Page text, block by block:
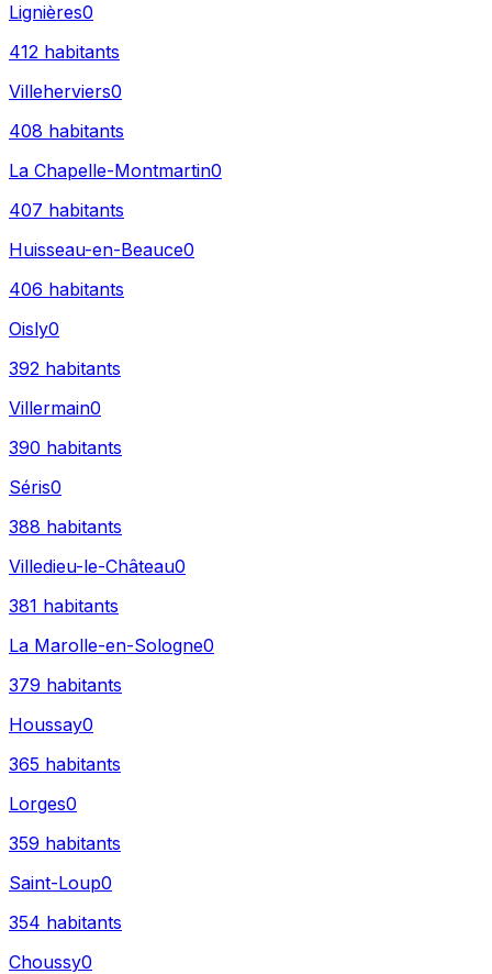
Lignières0
412 habitants
Villeherviers0
408 habitants
La Chapelle-Montmartin0
407 habitants
Huisseau-en-Beauce0
406 habitants
Oisly0
392 habitants
Villermain0
390 habitants
Séris0
388 habitants
Villedieu-le-Château0
381 habitants
La Marolle-en-Sologne0
379 habitants
Houssay0
365 habitants
Lorges0
359 habitants
Saint-Loup0
354 habitants
Choussy0